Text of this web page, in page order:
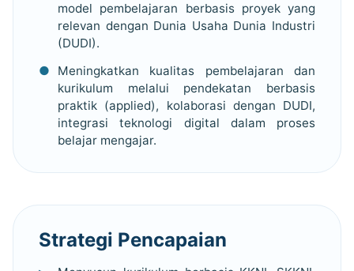
model pembelajaran berbasis proyek yang
relevan dengan Dunia Usaha Dunia Industri
(DUDI).
Meningkatkan kualitas pembelajaran dan
kurikulum melalui pendekatan berbasis
praktik (applied), kolaborasi dengan DUDI,
integrasi teknologi digital dalam proses
belajar mengajar.
Strategi Pencapaian